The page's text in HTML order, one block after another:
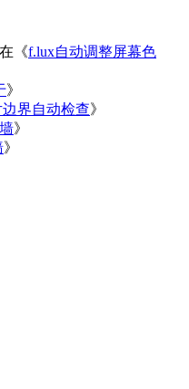
《f.lux自动调整屏幕色
》
边界自动检查》
》
》